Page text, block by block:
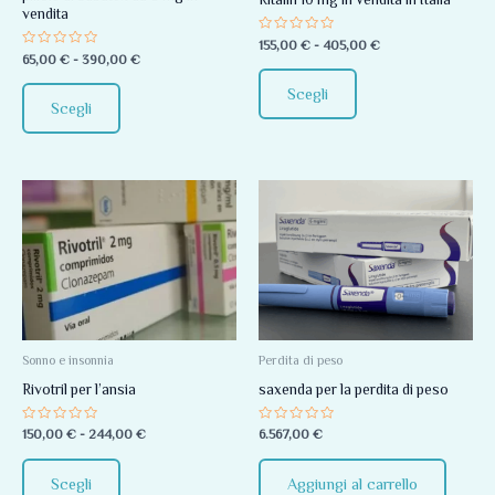
vendita
Valutato
0
su
5
65,00 € - 390,00 €
Scegli
scelte
del
Valutato
0
su
5
155,00 € - 405,00 €
Scegli
scelte
nella
Sonno e insonnia
Rivotril per l’ansia
Valutato
0
5
150,00 € - 244,00 €
prezzo:
150,00 €
a
244,00 €
Scegli
prodotto
ha
più
varianti.
Le
possono
scelte
nella
Perdita di peso
saxenda per la perdita di peso
Valutato
0
5
6.567,00 €
Aggiungi al carrello